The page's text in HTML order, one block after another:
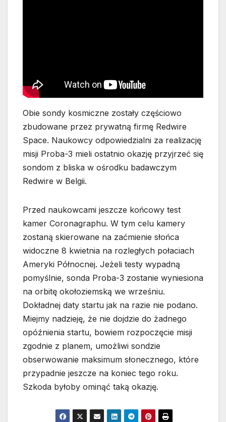
Obie sondy kosmiczne zostały częściowo
zbudowane przez prywatną firmę Redwire
Space. Naukowcy odpowiedzialni za realizację
misji Proba-3 mieli ostatnio okazję przyjrzeć się
sondom z bliska w ośrodku badawczym
Redwire w Belgii.
Przed naukowcami jeszcze końcowy test
kamer Coronagraphu. W tym celu kamery
zostaną skierowane na zaćmienie słońca
widoczne 8 kwietnia na rozległych połaciach
Ameryki Północnej. Jeżeli testy wypadną
pomyślnie, sonda Proba-3 zostanie wyniesiona
na orbitę okołoziemską we wrześniu.
Dokładnej daty startu jak na razie nie podano.
Miejmy nadzieję, że nie dojdzie do żadnego
opóźnienia startu, bowiem rozpoczęcie misji
zgodnie z planem, umożliwi sondzie
obserwowanie maksimum słonecznego, które
przypadnie jeszcze na koniec tego roku.
Szkoda byłoby ominąć taką okazję.